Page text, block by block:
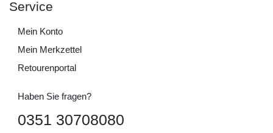
Service
Mein Konto
Mein Merkzettel
Retourenportal
Haben Sie fragen?
0351 30708080